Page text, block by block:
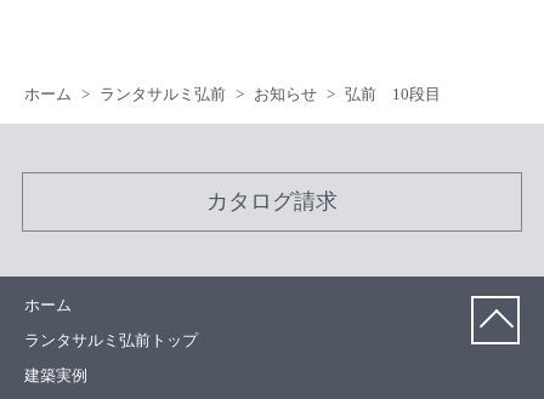
ホーム ランタサルミ弘前 お知らせ 弘前 10段目
カタログ請求
ホーム
ランタサルミ弘前トップ
建築実例